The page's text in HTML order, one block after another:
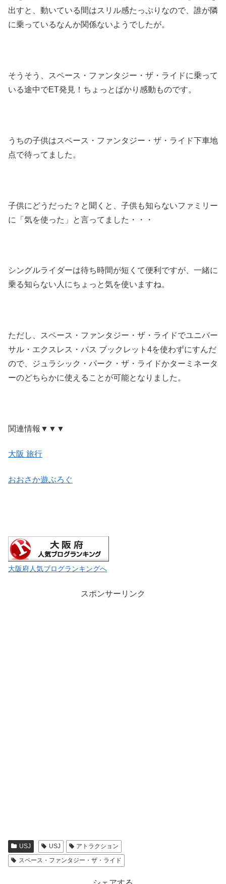
出すと、動いている間はスリル感たっぷりなので、誰が隣
に乗っているなんか関係ないようでしたが。
そうそう、スペース・ファンタジー・ザ・ライドに乗って
いる途中でET発見！ちょっとばかり感動ものです。
うちの子供はスペース・ファンタジー・ザ・ライド下車地
点で待ってました。
子供にどうだった？と聞くと、子供も知らないファミリー
に「気を使った」と言ってました・・・
シングルライダーは待ち時間が短くて便利ですが、一緒に
乗る知らない人にちょっと気を使いますね。
ただし、スペース・ファンタジー・ザ・ライドでユニバー
サル・エクスレス・パス ブックレット4を使わずにすんだ
ので、ジュラシック・パーク・ザ・ライドかターミネータ
ーのどちらかに使えることが可能となりました。
関連情報▼▼▼
大阪 旅行
おおさか遊ぶろぐ
大阪府人気ブログランキングへ
スポンサーリンク
USJ USJ
アトラクション
スペース・ファンタジー・ザ・ライド